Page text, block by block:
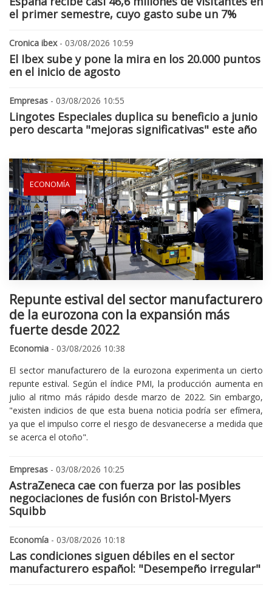
el primer semestre, cuyo gasto sube un 7%
Cronica ibex- 03/08/2026 10:59
El Ibex sube y pone la mira en los 20.000 puntos
en el inicio de agosto
Empresas - 03/08/2026 10:55
Lingotes Especiales duplica su beneficio a junio
pero descarta "mejoras significativas" este año
ECONOMÍA
Repunte estival del sector manufacturero
de la eurozona con la expansión más
fuerte desde 2022
Economia - 03/08/2026 10:38
El sector manufacturero de la eurozona experimenta un cierto
repunte estival. Según el índice PMI, la producción aumenta en
julio al ritmo más rápido desde marzo de 2022. Sin embargo,
"existen indicios de que esta buena noticia podría ser efímera,
ya que el impulso corre el riesgo de desvanecerse a medida que
se acerca el otoño".
Empresas - 03/08/2026 10:25
AstraZeneca cae con fuerza por las posibles
negociaciones de fusión con Bristol-Myers
Squibb
Economía - 03/08/2026 10:18
Las condiciones siguen débiles en el sector
manufacturero español: "Desempeño irregular"